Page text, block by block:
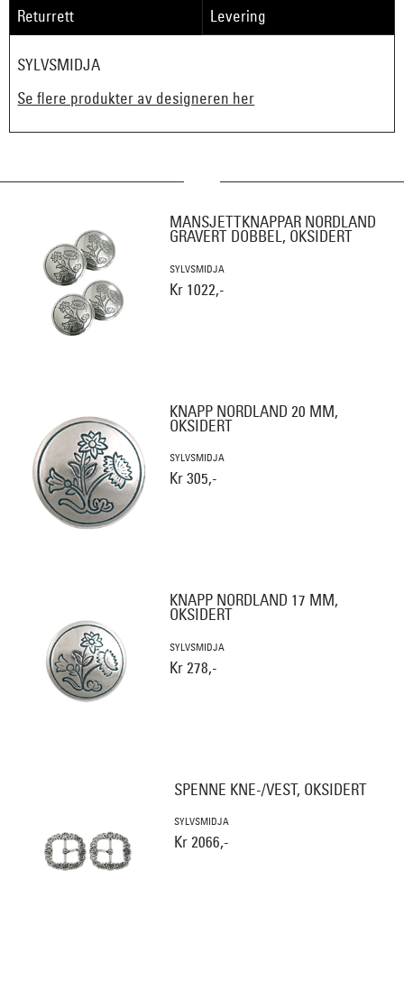
Returrett
Levering
SYLVSMIDJA
Se flere produkter av designeren her
MANSJETTKNAPPAR NORDLAND
GRAVERT DOBBEL, OKSIDERT
SYLVSMIDJA
Kr 1022,-
KNAPP NORDLAND 20 MM,
OKSIDERT
SYLVSMIDJA
Kr 305,-
KNAPP NORDLAND 17 MM,
OKSIDERT
SYLVSMIDJA
Kr 278,-
SPENNE KNE-/VEST, OKSIDERT
SYLVSMIDJA
Kr 2066,-